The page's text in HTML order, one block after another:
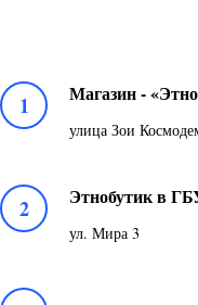
1 Магазин -
улица Зои
2 Этнобутик в
ул. Мира 3